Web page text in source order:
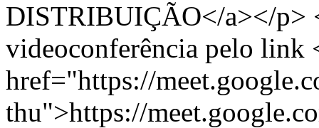
DISTRIBUIÇÃO</a></p>
videoconferência pelo link
href="https://
thu">https://